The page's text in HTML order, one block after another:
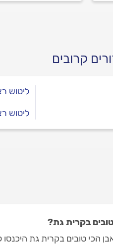
ונספק לכם עוד
קרובים
ליטוש
ליטוש
בקרית גת?
הכי טובים בקרית גת היכנסו